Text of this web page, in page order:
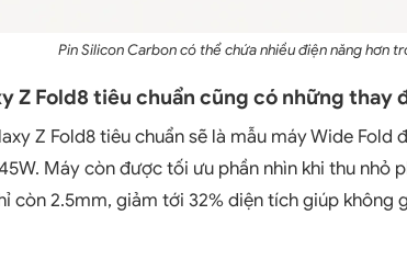
Pin Silicon Carbon có thể chứa nhiều điện năng hơn
Z Fold8 tiêu chuẩn cũng có những thay
Z Fold8 tiêu chuẩn sẽ là mẫu máy Wide
Máy còn được tối ưu phần nhìn khi thu nhỏ
còn 2.5mm, giảm tới 32% diện tích giúp không